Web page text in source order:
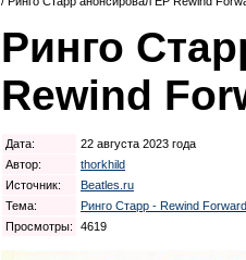
Ринго
Rewind
Дата:
22 августа 2023 года
Автор:
thorkhild
Источник:
Beatles.ru
Тема:
Ринго Старр - Rewind
Просмотры:
4619